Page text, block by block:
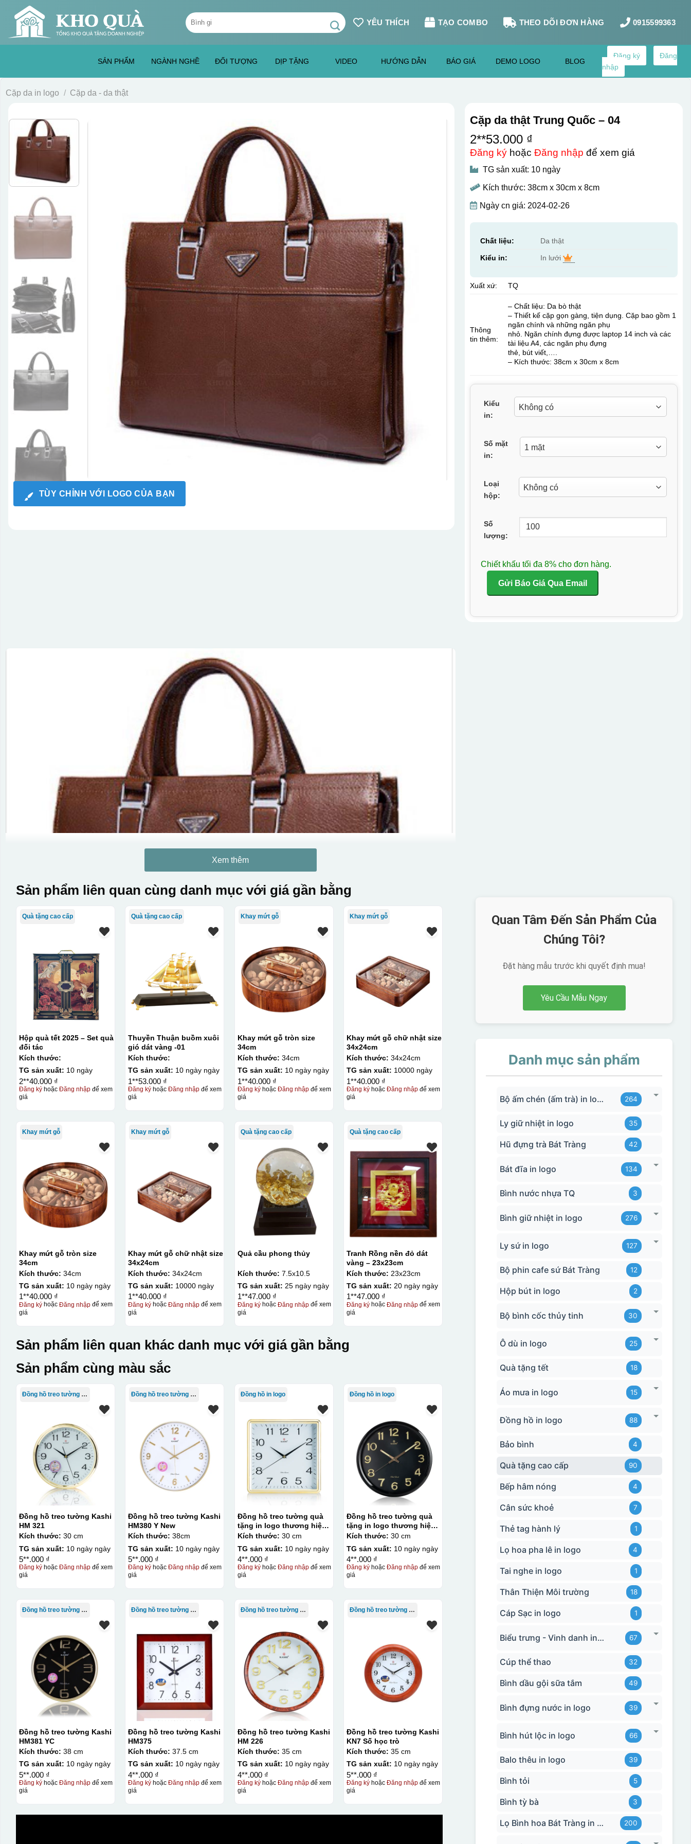
content
Tìm
kiếm:
YÊU THÍCH TẠO COMBO THEO DÕI ĐƠN HÀNG 0915599363
SẢN PHẨM NGÀNH NGHỀ ĐỐI TƯỢNG DỊP TẶNG VIDEO HƯỚNG DẪN BÁO GIÁ DEMO LOGO BLOG
Đăng ký
Đăng
nhập
Cặp da in logo / Cặp da - da thật
TÙY CHỈNH VỚI LOGO CỦA BẠN
Cặp da thật Trung Quốc – 04
2**53.000 ₫
Đăng kýhoặc Đăng nhập để xem giá
TG sản xuất: 10 ngày
Kích thước: 38cm x 30cm x 8cm
Ngày cn giá: 2024-02-26
Chất liệu: Da thật
Kiểu in: In lưới
Xuất xứ: TQ
Thông
tin thêm:
– Chất liệu: Da bò thật
– Thiết kế cặp gọn gàng, tiện dụng. Cặp bao gồm 1
ngăn chính và những ngăn phụ
nhỏ. Ngăn chính đựng được laptop 14 inch và các
tài liệu A4, các ngăn phụ đựng
thẻ, bút viết,….
– Kích thước: 38cm x 30cm x 8cm
Kiểu
in:
Số mặt
in:
Loại
hộp:
Số
lượng:
Chiết khấu tối đa 8% cho đơn hàng.
Gửi Báo Giá Qua Email
Xem thêm
Sản phẩm liên quan cùng danh mục với giá gần bằng
Quà tặng cao cấp
Hộp quà tết 2025 – Set quà
đối tác
Kích thước:
TG sản xuất: 10 ngày
2**40.000 ₫
Đăng kýhoặc Đăng nhậpđể xem
giá
Quà tặng cao cấp
Thuyền Thuận buồm xuôi
gió dát vàng -01
Kích thước:
TG sản xuất: 10 ngày ngày
1**53.000 ₫
Đăng ký hoặcĐăng nhập để xem
giá
Khay mứt gỗ
Khay mứt gỗ tròn size
34cm
Kích thước: 34cm
TG sản xuất: 10 ngày ngày
1**40.000 ₫
Đăng kýhoặc Đăng nhậpđể xem
giá
Khay mứt gỗ
Khay mứt gỗ chữ nhật size
34x24cm
Kích thước: 34x24cm
TG sản xuất: 10000 ngày
1**40.000 ₫
Đăng ký hoặcĐăng nhập để xem
giá
Khay mứt gỗ
Khay mứt gỗ tròn size
34cm
Kích thước: 34cm
TG sản xuất: 10 ngày ngày
1**40.000 ₫
Đăng kýhoặc Đăng nhậpđể xem
giá
Khay mứt gỗ
Khay mứt gỗ chữ nhật size
34x24cm
Kích thước: 34x24cm
TG sản xuất: 10000 ngày
1**40.000 ₫
Đăng ký hoặcĐăng nhập để xem
giá
Quà tặng cao cấp
Quả cầu phong thủy
Kích thước: 7.5x10.5
TG sản xuất: 25 ngày ngày
1**47.000 ₫
Đăng kýhoặc Đăng nhậpđể xem
giá
Quà tặng cao cấp
Tranh Rồng nền đỏ dát
vàng – 23x23cm
Kích thước: 23x23cm
TG sản xuất: 20 ngày ngày
1**47.000 ₫
Đăng ký hoặcĐăng nhập để xem
giá
Sản phẩm liên quan khác danh mục với giá gần bằng
Sản phẩm cùng màu sắc
Đồng hồ treo tường Kashi
Đồng hồ treo tường Kashi
HM 321
Kích thước: 30 cm
TG sản xuất: 10 ngày ngày
5**.000 ₫
Đăng kýhoặc Đăng nhậpđể xem
giá
Đồng hồ treo tường Kashi
Đồng hồ treo tường Kashi
HM380 Y New
Kích thước: 38cm
TG sản xuất: 10 ngày ngày
5**.000 ₫
Đăng ký hoặcĐăng nhập để xem
giá
Đồng hồ in logo
Đồng hồ treo tường quà
tặng in logo thương hiệu
Kashi 30cm KQ-DH19
Kích thước: 30 cm
TG sản xuất: 10 ngày ngày
4**.000 ₫
Đăng kýhoặc Đăng nhậpđể xem
giá
Đồng hồ in logo
Đồng hồ treo tường quà
tặng in logo thương hiệu
Kashi tròn KQ-DH18
Kích thước: 30 cm
TG sản xuất: 10 ngày ngày
4**.000 ₫
Đăng ký hoặcĐăng nhập để xem
giá
Đồng hồ treo tường Kashi
Đồng hồ treo tường Kashi
HM381 YC
Kích thước: 38 cm
TG sản xuất: 10 ngày ngày
5**.000 ₫
Đăng kýhoặc Đăng nhậpđể xem
giá
Đồng hồ treo tường Kashi
Đồng hồ treo tường Kashi
HM375
Kích thước: 37.5 cm
TG sản xuất: 10 ngày ngày
4**.000 ₫
Đăng ký hoặcĐăng nhập để xem
giá
Đồng hồ treo tường Kashi
Đồng hồ treo tường Kashi
HM 226
Kích thước: 35 cm
TG sản xuất: 10 ngày ngày
4**.000 ₫
Đăng kýhoặc Đăng nhậpđể xem
giá
Đồng hồ treo tường Kashi
Đồng hồ treo tường Kashi
KN7 Số học trò
Kích thước: 35 cm
TG sản xuất: 10 ngày ngày
5**.000 ₫
Đăng ký hoặcĐăng nhập để xem
giá
Quan Tâm Đến Sản Phẩm Của
Chúng Tôi?
Đặt hàng mẫu trước khi quyết định mua!
Yêu Cầu Mẫu Ngay
Danh mục sản phẩm
Bộ ấm chén (ấm trà) in logo 264
Ly giữ nhiệt in logo 35
Hũ đựng trà Bát Tràng 42
Bát đĩa in logo 134
Bình nước nhựa TQ 3
Bình giữ nhiệt in logo 276
Ly sứ in logo 127
Bộ phin cafe sứ Bát Tràng 12
Hộp bút in logo 2
Bộ bình cốc thủy tinh 30
Ô dù in logo 25
Quà tặng tết 18
Áo mưa in logo 15
Đồng hồ in logo 88
Bảo bình 4
Quà tặng cao cấp 90
Bếp hâm nóng 4
Cân sức khoẻ 7
Thẻ tag hành lý 1
Lọ hoa pha lê in logo 4
Tai nghe in logo 1
Thân Thiện Môi trường 18
Cáp Sạc in logo 1
Biểu trưng - Vinh danh in logo 67
Cúp thể thao 32
Bình dầu gội sữa tắm 49
Bình đựng nước in logo 39
Bình hút lộc in logo 66
Balo thêu in logo 39
Bình tỏi 5
Bình tỳ bà 3
Lọ Bình hoa Bát Tràng in logo 200